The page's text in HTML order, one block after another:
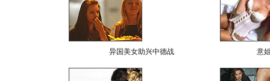
异国美女助兴中德战 意